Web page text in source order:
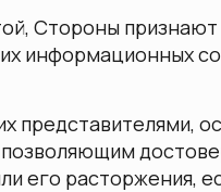
Стороны
информационных
представителями,
его расторжения,